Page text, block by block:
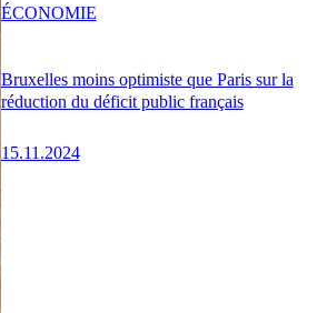
Bruxelles moins optimiste que Paris sur la
réduction du déficit public français
15.11.2024
ÉCONOMIE